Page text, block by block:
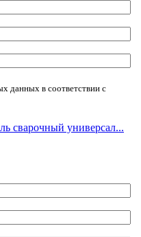
данных в соответствии с
сварочный универсал...